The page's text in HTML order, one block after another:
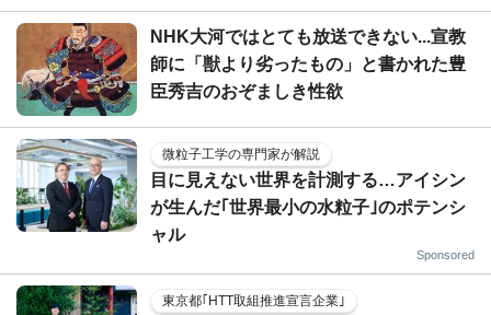
NHK大河ではとても放送できない...宣教
師に「獣より劣ったもの」と書かれた豊
臣秀吉のおぞましき性欲
微粒子工学の専門家が解説
目に見えない世界を計測する…アイシン
が生んだ｢世界最小の水粒子｣のポテンシ
ャル
Sponsored
東京都｢HTT取組推進宣言企業｣